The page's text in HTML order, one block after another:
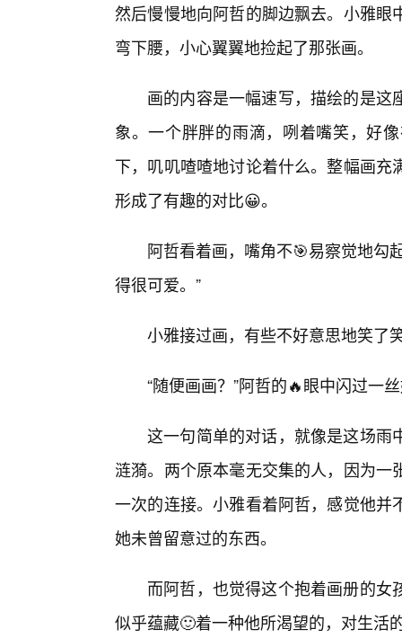
然后慢慢地向阿哲的脚边飘去。小雅
弯下腰，小心翼翼地捡起了那张画。
画的内容是一幅速写，描绘的是
象。一个胖胖的雨滴，咧着嘴笑，好
下，叽叽喳喳地讨论着什么。整幅画
形成了有趣的对比😀。
阿哲看着画，嘴角不🎯易察觉地勾
得很可爱。”
小雅接过画，有些不好意思地笑了
“随便画画？”阿哲的🔥眼中闪过一
这一句简单的对话，就像是这场雨
涟漪。两个原本毫无交集的人，因为
一次的连接。小雅看着阿哲，感觉他
她未曾留意过的东西。
而阿哲，也觉得这个抱着画册的
似乎蕴藏🙂着一种他所渴望的，对生活